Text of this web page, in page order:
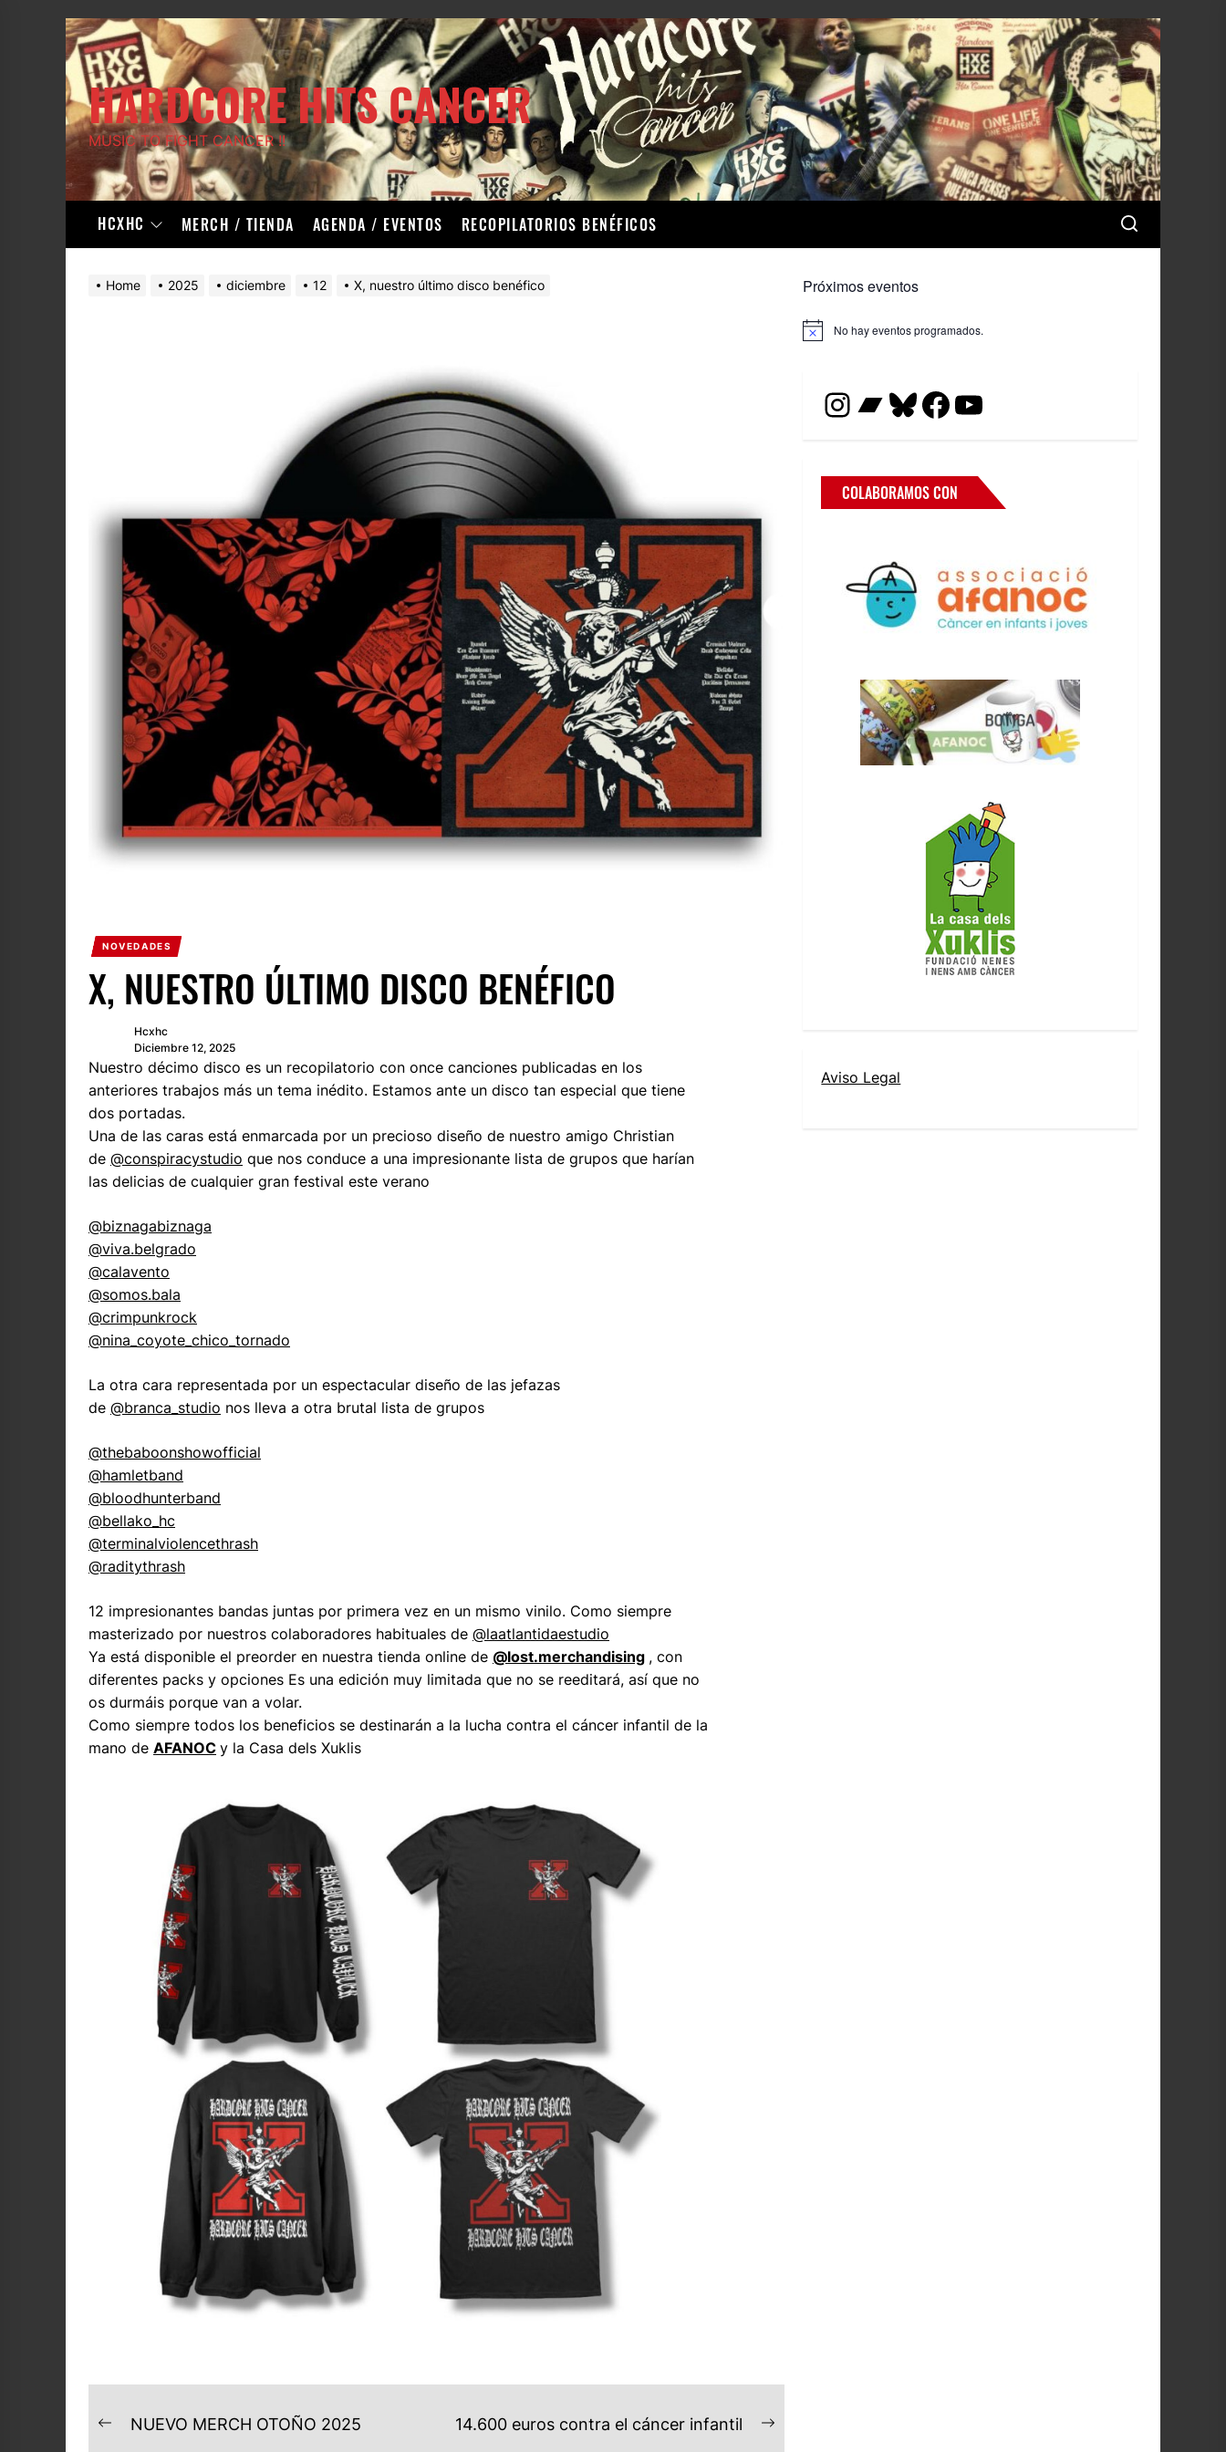
Skip
to
the
content
HARDCORE HITS CANCER
MUSIC TO FIGHT CANCER !!
HCXHC MERCH / TIENDA AGENDA / EVENTOS RECOPILATORIOS BENÉFICOS
Home 2025 diciembre 12 X, nuestro último disco benéfico
NOVEDADES
X, NUESTRO ÚLTIMO DISCO BENÉFICO
Hcxhc
Diciembre 12, 2025
Nuestro décimo disco es un recopilatorio con once canciones publicadas en los
anteriores trabajos más un tema inédito. Estamos ante un disco tan especial que tiene
dos portadas.
Una de las caras está enmarcada por un precioso diseño de nuestro amigo Christian
de @conspiracystudio que nos conduce a una impresionante lista de grupos que harían
las delicias de cualquier gran festival este verano
@biznagabiznaga
@viva.belgrado
@calavento
@somos.bala
@crimpunkrock
@nina_coyote_chico_tornado
La otra cara representada por un espectacular diseño de las jefazas
de @branca_studio nos lleva a otra brutal lista de grupos
@thebaboonshowofficial
@hamletband
@bloodhunterband
@bellako_hc
@terminalviolencethrash
@raditythrash
12 impresionantes bandas juntas por primera vez en un mismo vinilo. Como siempre
masterizado por nuestros colaboradores habituales de @laatlantidaestudio
Ya está disponible el preorder en nuestra tienda online de @lost.merchandising , con
diferentes packs y opciones Es una edición muy limitada que no se reeditará, así que no
os durmáis porque van a volar.
Como siempre todos los beneficios se destinarán a la lucha contra el cáncer infantil de la
mano de AFANOC y la Casa dels Xuklis
NAVEGACIÓN
Previous
NUEVO MERCH OTOÑO 2025 14.600 euros contra el cáncer infantil
Próximos eventos
Aviso No hay eventos programados.
Instagram
Bandcamp
Bluesky
Facebook
YouTube
COLABORAMOS CON
Aviso Legal